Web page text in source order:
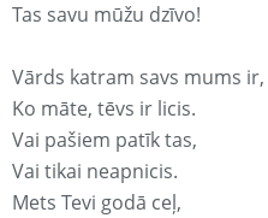
Tas savu mūžu dzīvo!
Vārds katram savs mums ir,
Ko māte, tēvs ir licis.
Vai pašiem patīk tas,
Vai tikai neapnicis.
Mets Tevi godā ceļ,